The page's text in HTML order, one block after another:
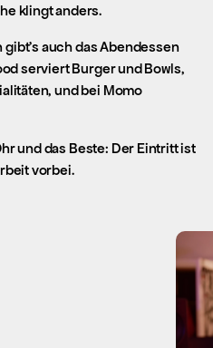
klingt anders.
auch das Abendessen
serviert Burger und Bowls,
und bei Momo
und das Beste: Der Eintritt ist
vorbei.